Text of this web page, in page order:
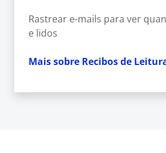
Rastrear e-mails para ver
e lidos
Mais sobre Recibos de